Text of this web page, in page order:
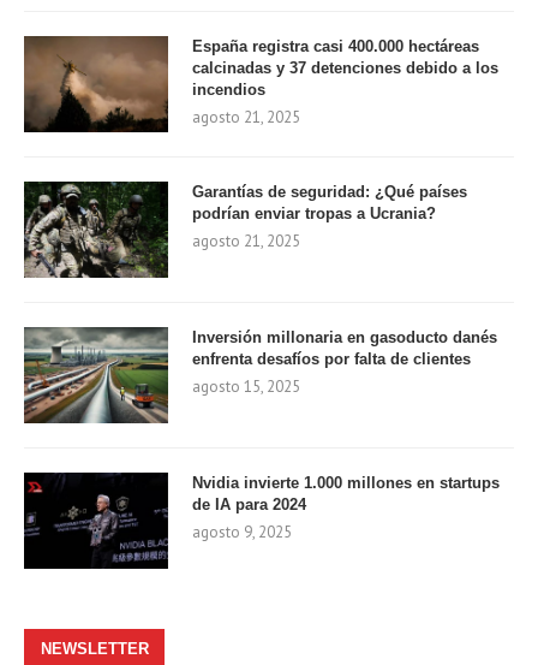
España registra casi 400.000 hectáreas
calcinadas y 37 detenciones debido a los
incendios
agosto 21, 2025
Garantías de seguridad: ¿Qué países
podrían enviar tropas a Ucrania?
agosto 21, 2025
Inversión millonaria en gasoducto danés
enfrenta desafíos por falta de clientes
agosto 15, 2025
Nvidia invierte 1.000 millones en startups
de IA para 2024
agosto 9, 2025
NEWSLETTER